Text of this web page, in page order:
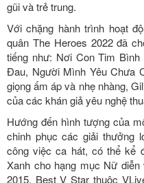
gũi và trẻ trung.
Với chặng hành trình hoạt
quân The Heroes 2022 đã
tiếng như: Nơi Con Tim
Đau, Người Mình Yêu Chưa
giọng ấm áp và nhẹ nhàng,
của các khán giả yêu nghệ
Hướng đến hình tượng của
chinh phục các giải thưởng
công việc ca hát, có thể kể
Xanh cho hạng mục Nữ
2015, Best V Star thuộc